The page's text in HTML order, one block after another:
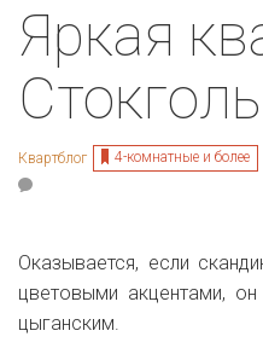
Яркая
Квартблог 4-комнатные и более
Оказывается, если
цветовыми акцентами,
цыганским.